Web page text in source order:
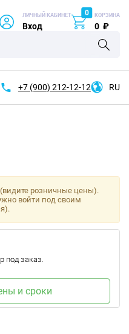
ЛИЧНЫЙ КАБИНЕТ
Вход
0 КОРЗИНА
0 ₽
+7 (900) 212-12-12 RU
розничные цены).
войти под своим
под заказ.
и сроки